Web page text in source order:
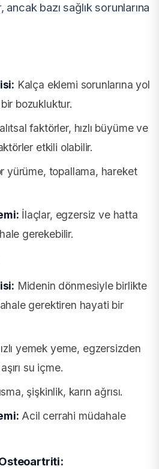
bazı sağlık sorunlarına
Kalça eklemi sorunlarına yol
bozukluktur.
faktörler, hızlı büyüme ve
etkili olabilir.
yürüme, topallama, hareket
İlaçlar, egzersiz ve hatta
gerekebilir.
Midenin dönmesiyle birlikte
gerektiren hayati bir
yemek yeme, egzersizden
su içme.
şişkinlik, karın ağrısı.
Acil cerrahi müdahale